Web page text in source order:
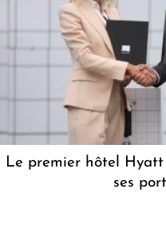
Le premier hôtel
ses